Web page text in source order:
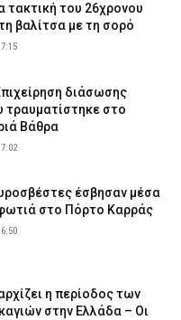
τακτική του 26χρονου
βαλίτσα με τη σορό
διάσωσης
τραυματίστηκε στο
Βάθρα
έσβησαν μέσα
στο Πόρτο Καρράς
η περίοδος των
στην Ελλάδα – Οι